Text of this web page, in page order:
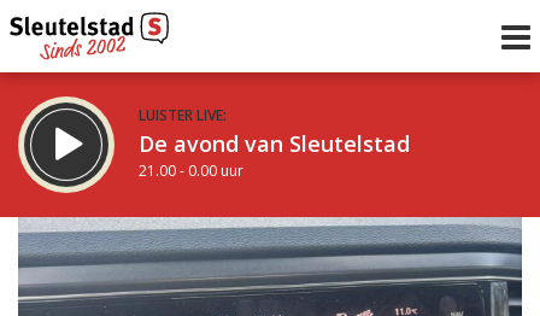
LUISTER LIVE:
De avond van Sleutelstad
21.00 - 0.00 uur
STRAKS:
De nacht van Sleutelstad
0.00 - 6.00 uur
Vorig uur
uur 1 van 0 Volgend uur